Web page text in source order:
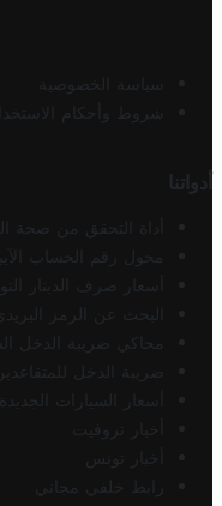
سياسة الخصوصية
شروط وأحكام
أدواتنا
أداة التحقق من صحة
محول رقم الحساب
أسعار صرف الدينار
البحث عن الرمز
محاكي ضريبة الدخل
ضريبة الدخل
أسعار السيارات
أخبار تروفيت
أخبار تونس
رابط خلفي مجاني